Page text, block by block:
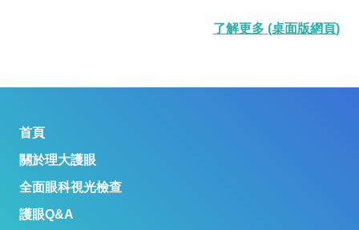
了解更多 (桌面版網頁)
首頁
關於理大護眼
全面眼科視光檢查
護眼Q&A